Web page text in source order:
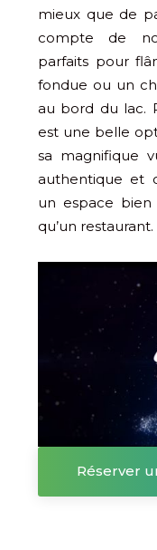
mieux que de
compte de
parfaits pour
fondue ou un
au bord du lac.
est une belle
sa magnifique
authentique et
un espace
qu’un restaurant.
Réserver